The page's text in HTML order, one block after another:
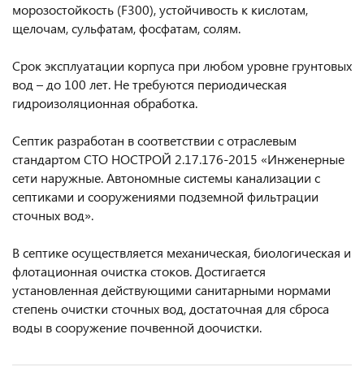
морозостойкость (F300), устойчивость к кислотам,
щелочам, сульфатам, фосфатам, солям.
Срок эксплуатации корпуса при любом уровне грунтовых
вод – до 100 лет. Не требуются периодическая
гидроизоляционная обработка.
Септик разработан в соответствии с отраслевым
стандартом СТО НОСТРОЙ 2.17.176-2015 «Инженерные
сети наружные. Автономные системы канализации с
септиками и сооружениями подземной фильтрации
сточных вод».
В септике осуществляется механическая, биологическая и
флотационная очистка стоков. Достигается
установленная действующими санитарными нормами
степень очистки сточных вод, достаточная для сброса
воды в сооружение почвенной доочистки.